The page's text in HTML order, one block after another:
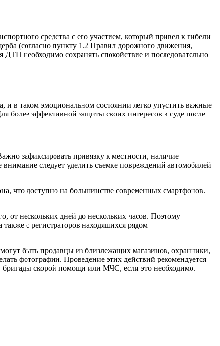
средства с его участием, который привел к гибели
(согласно пункту 1.2 Правил дорожного движения,
необходимо сохранять спокойствие и последовательно
и в таком эмоциональном состоянии легко упустить важные
более эффективной защиты своих интересов в суде после
зафиксировать привязку к местности, наличие
следует уделить съемке повреждений автомобилей
что доступно на большинстве современных смартфонов.
от нескольких дней до нескольких часов. Поэтому
с регистраторов находящихся рядом
быть продавцы из близлежащих магазинов, охранники,
фотографии. Проведение этих действий рекомендуется
бригады скорой помощи или МЧС, если это необходимо.